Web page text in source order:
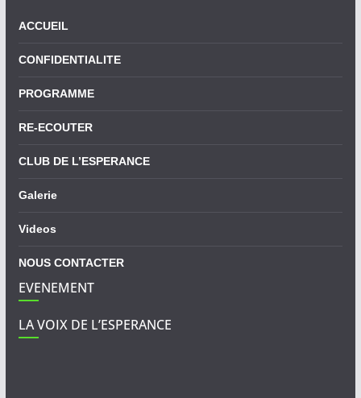
ACCUEIL
CONFIDENTIALITE
PROGRAMME
RE-ECOUTER
CLUB DE L’ESPERANCE
Galerie
Videos
NOUS CONTACTER
EVENEMENT
LA VOIX DE L’ESPERANCE